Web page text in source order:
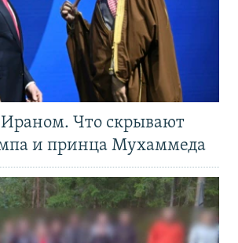
Что скрывают
и принца Мухаммеда